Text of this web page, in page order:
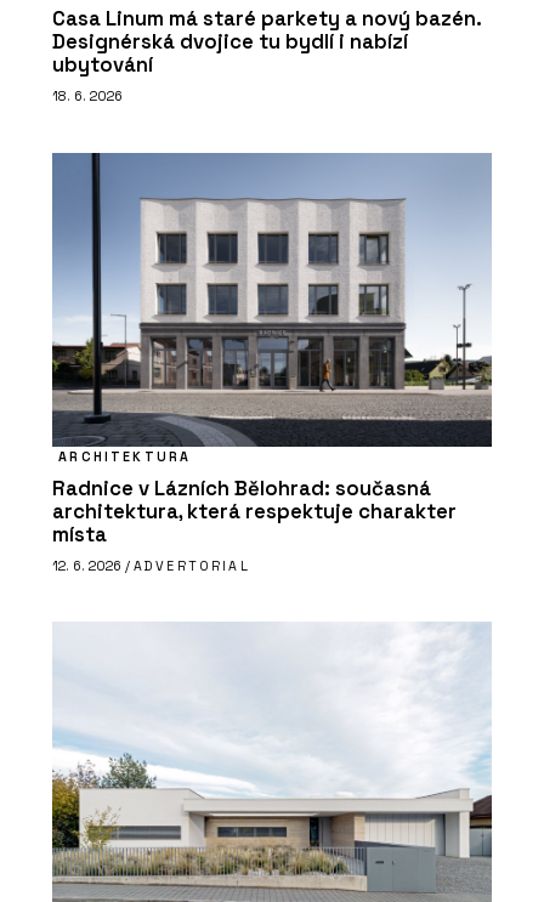
Casa Linum má staré parkety a nový bazén.
Designérská dvojice tu bydlí i nabízí
ubytování
18. 6. 2026
ARCHITEKTURA
Radnice v Lázních Bělohrad: současná
architektura, která respektuje charakter
místa
12. 6. 2026 / ADVERTORIAL